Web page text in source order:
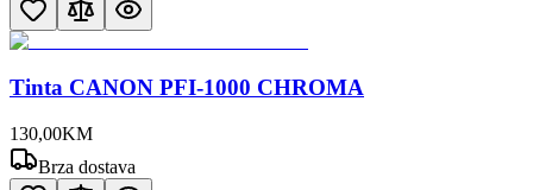
Tinta CANON PFI-1000 CHROMA
130,00KM
Brza dostava